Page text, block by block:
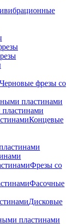
Черновые фрезы со
Концевые
Фрезы со
Фасочные
Дисковые